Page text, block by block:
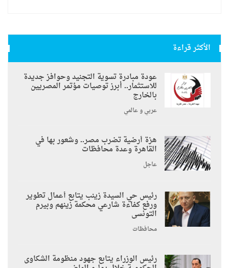
الأكثر قراءة
عودة مبادرة تسوية التجنيد وحوافز جديدة
للاستثمار.. أبرز توصيات مؤتمر المصريين
بالخارج
عربي و عالمي
هزة أرضية تضرب مصر.. وشعور بها في
القاهرة وعدة محافظات
عاجل
رئيس حي السيدة زينب يتابع أعمال تطوير
ورفع كفاءة شارعي محكمة زينهم وبيرم
التونسى
محافظات
رئيس الوزراء يتابع جهود منظومة الشكاوى